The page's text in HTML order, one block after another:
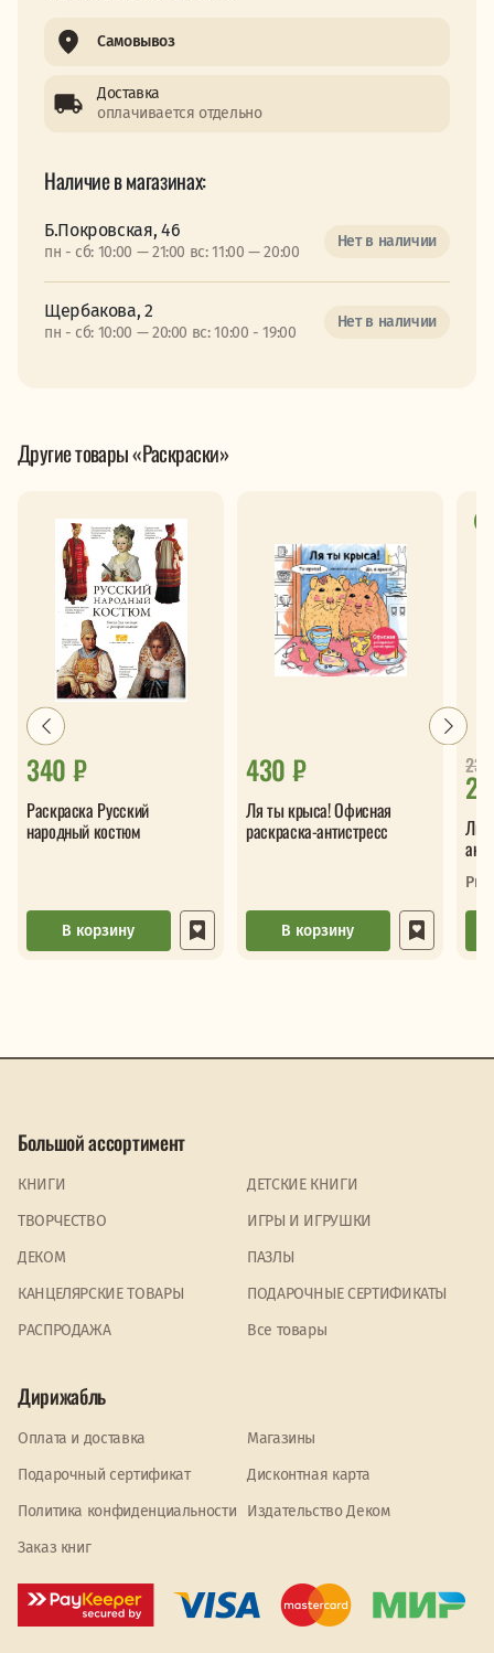
Самовывоз
Доставка
оплачивается отдельно
Наличие в магазинах:
Б.Покровская, 46
пн - сб: 10:00 — 21:00 вс: 11:00 — 20:00
Нет в наличии
Щербакова, 2
пн - сб: 10:00 — 20:00 вс: 10:00 - 19:00
Нет в наличии
Другие товары «Раскраски»
340 ₽
Раскраска Русский
народный костюм
В корзину
430 ₽
Ля ты крыса! Офисная
раскраска-антистресс
В корзину
Большой ассортимент
КНИГИ
ДЕТСКИЕ КНИГИ
ТВОРЧЕСТВО
ИГРЫ И ИГРУШКИ
ДЕКОМ
ПАЗЛЫ
КАНЦЕЛЯРСКИЕ ТОВАРЫ
ПОДАРОЧНЫЕ СЕРТИФИКАТЫ
PАСПРОДАЖА
Все товары
Дирижабль
Оплата и доставка
Магазины
Подарочный сертификат
Дисконтная карта
Политика конфиденциальности
Издательство Деком
Заказ книг